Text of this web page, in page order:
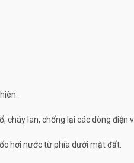
lan, chống lại các dòng điện
hơi nước từ phía dưới mặt đất.